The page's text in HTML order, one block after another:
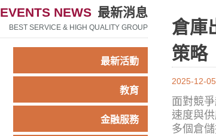
EVENTS NEWS 最新消息
BEST SERVICE & HIGH QUALITY GROUP
最新活動
教育
金融服務
倉庫
策略
2025-12-05
面對競
速度與
多個倉